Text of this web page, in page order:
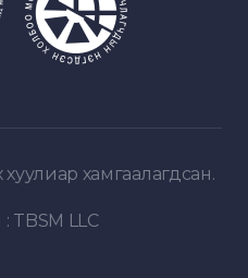
хамгаалагдсан.
: TBSM LLC